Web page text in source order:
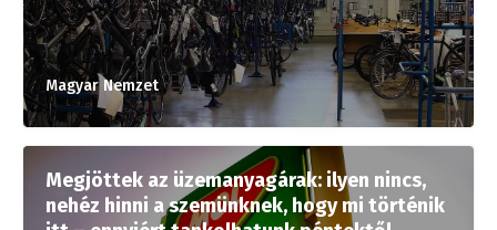
Magyar Nemzet
Megjöttek az üzemanyagárak: ilyen nincs,
nehéz hinni a szemünknek, hogy mi történik